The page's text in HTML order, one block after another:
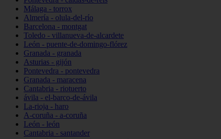
Málaga - torrox
Almería - olula-del-río
Barcelona - montgat
Toledo - villanueva-de-alcardete
León - puente-de-domingo-flórez
Granada - granada
Asturias - gijón
Pontevedra - pontevedra
Granada - maracena
Cantabria - riotuerto
ávila - el-barco-de-ávila
La-rioja - haro
A-coruña - a-coruña
León - león
Cantabria - santander